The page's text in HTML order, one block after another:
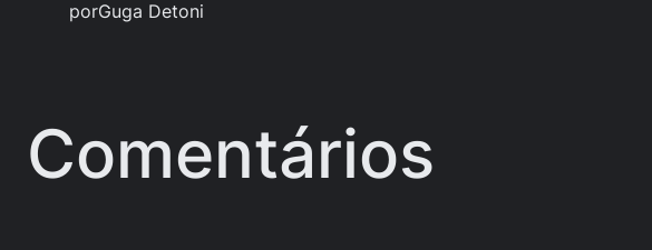
porGuga Detoni
Comentários